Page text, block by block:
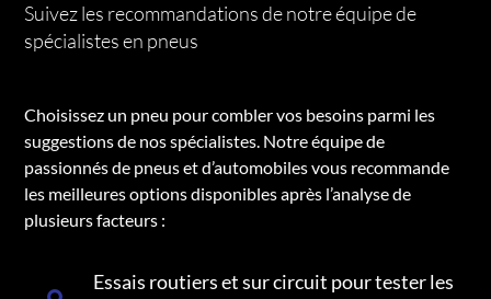
Suivez les recommandations de notre équipe de
spécialistes en pneus
Choisissez un pneu pour combler vos besoins parmi les
suggestions de nos spécialistes. Notre équipe de
passionnés de pneus et d’automobiles vous recommande
les meilleures options disponibles après l’analyse de
plusieurs facteurs :
Essais routiers et sur circuit pour tester les